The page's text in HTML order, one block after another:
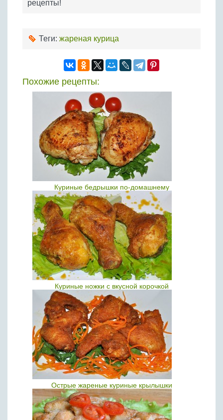
рецепты!
Теги: жареная курица
Похожие рецепты:
Куриные бедрышки по-домашнему
Куриные ножки с вкусной корочкой
Острые жареные куриные крылышки